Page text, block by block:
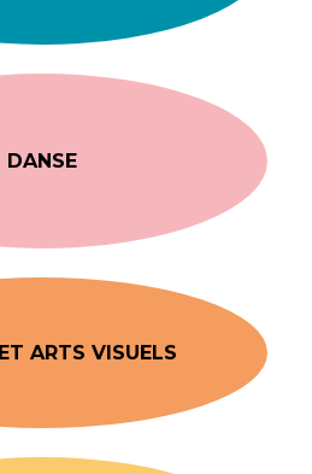
DANSE
ARTS VISUELS